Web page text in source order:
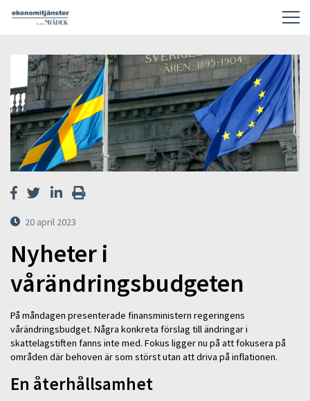
20 april 2023
Nyheter i
vårändringsbudgeten
På måndagen presenterade finansministern regeringens
vårändringsbudget. Några konkreta förslag till ändringar i
skattelagstiften fanns inte med. Fokus ligger nu på att fokusera på
områden där behoven är som störst utan att driva på inflationen.
En återhållsamhet